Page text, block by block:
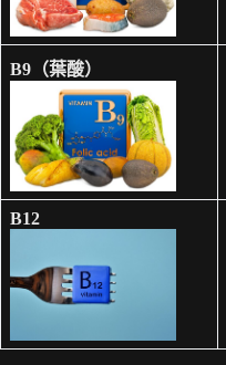
B9（葉酸）
B12